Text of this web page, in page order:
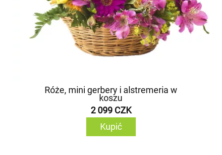
Róże, mini gerbery i alstremeria w
koszu
2 099 CZK
Kupić